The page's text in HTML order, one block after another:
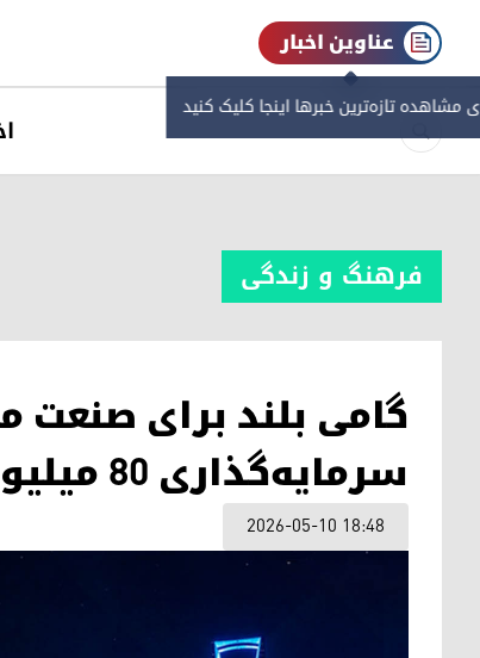
عناوین اخبار
مشاهده‌ تازه‌ترین خبرها اینجا کلیک کنید
فرهنگ و زندگی
گامی بلند برای صنعت
سرمایه‌گذاری ۸۰ میلیون دلاری
2026-05-10 18:48